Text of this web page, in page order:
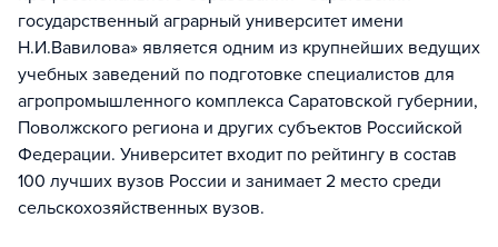
государственный аграрный университет имени
Н.И.Вавилова» является одним из крупнейших ведущих
учебных заведений по подготовке специалистов для
агропромышленного комплекса Саратовской губернии,
Поволжского региона и других субъектов Российской
Федерации. Университет входит по рейтингу в состав
100 лучших вузов России и занимает 2 место среди
сельскохозяйственных вузов.